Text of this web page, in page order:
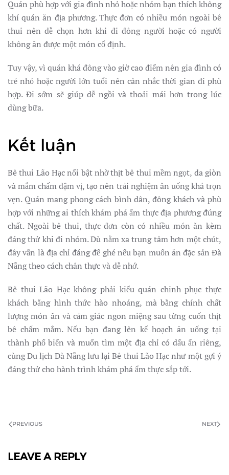
Quán phù hợp với gia đình nhỏ hoặc nhóm bạn thích không
khí quán ăn địa phương. Thực đơn có nhiều món ngoài bê
thui nên dễ chọn hơn khi đi đông người hoặc có người
không ăn được một món cố định.
Tuy vậy, vì quán khá đông vào giờ cao điểm nên gia đình có
trẻ nhỏ hoặc người lớn tuổi nên cân nhắc thời gian đi phù
hợp. Đi sớm sẽ giúp dễ ngồi và thoải mái hơn trong lúc
dùng bữa.
Kết luận
Bê thui Lão Hạc nổi bật nhờ thịt bê thui mềm ngọt, da giòn
và mắm chấm đậm vị, tạo nên trải nghiệm ăn uống khá trọn
vẹn. Quán mang phong cách bình dân, đông khách và phù
hợp với những ai thích khám phá ẩm thực địa phương đúng
chất. Ngoài bê thui, thực đơn còn có nhiều món ăn kèm
đáng thử khi đi nhóm. Dù nằm xa trung tâm hơn một chút,
đây vẫn là địa chỉ đáng để ghé nếu bạn muốn ăn đặc sản Đà
Nẵng theo cách chân thực và dễ nhớ.
Bê thui Lão Hạc không phải kiểu quán chinh phục thực
khách bằng hình thức hào nhoáng, mà bằng chính chất
lượng món ăn và cảm giác ngon miệng sau từng cuốn thịt
bê chấm mắm. Nếu bạn đang lên kế hoạch ăn uống tại
thành phố biển và muốn tìm một địa chỉ có dấu ấn riêng,
cùng Du lịch Đà Nẵng lưu lại Bê thui Lão Hạc như một gợi ý
đáng thử cho hành trình khám phá ẩm thực sắp tới.
PREVIOUS NEXT
LEAVE A REPLY